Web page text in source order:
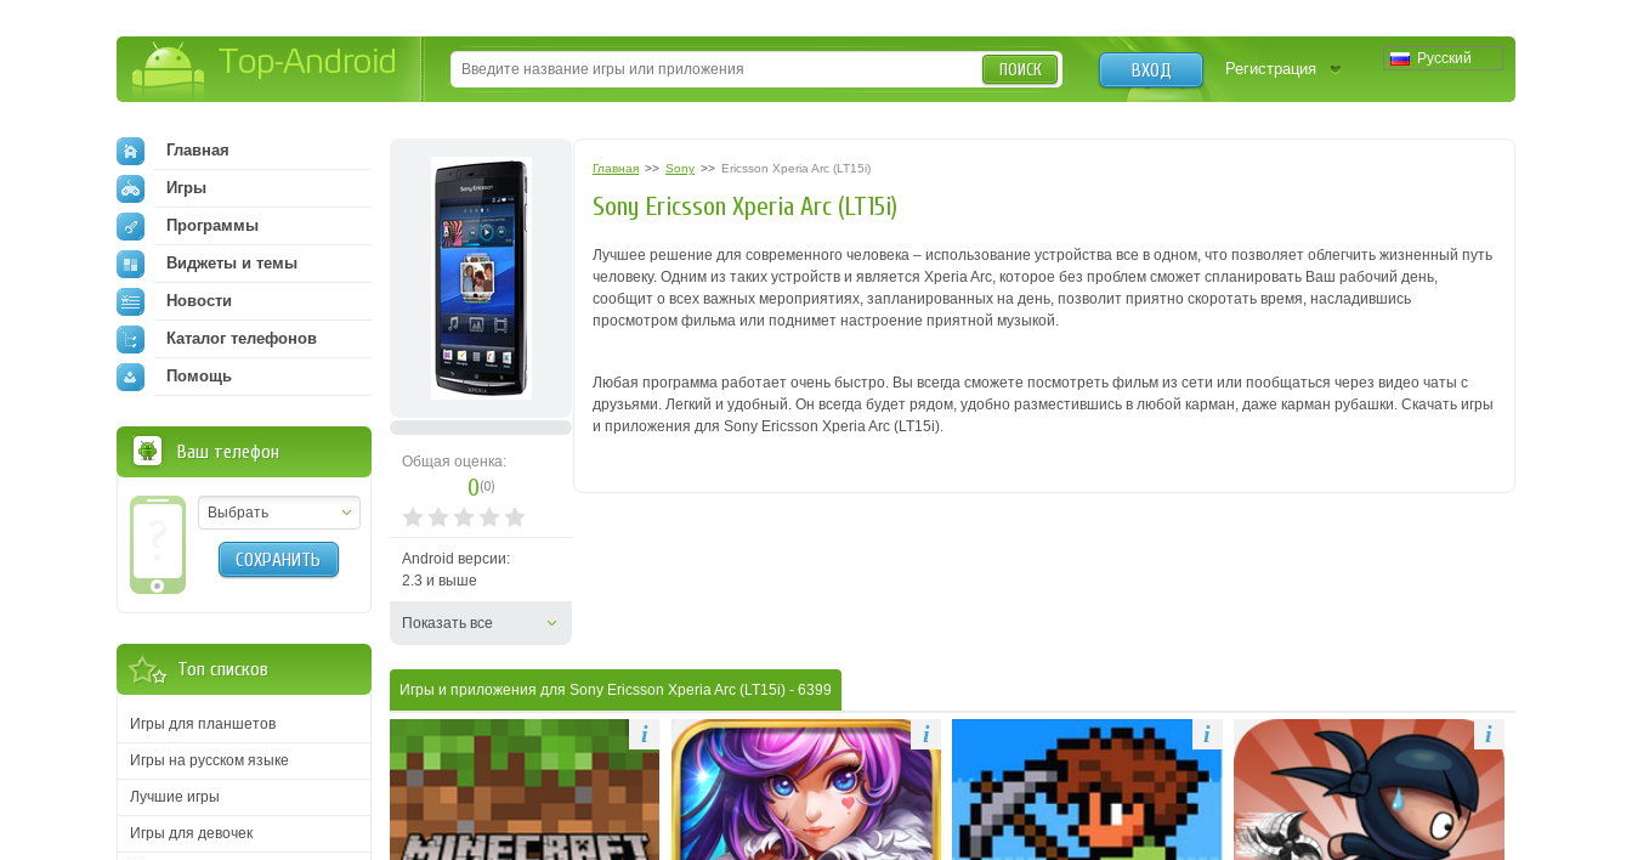
Русский
ВХОД Регистрация
ПОИСК
Общая оценка:
0(0)
Android версии:
2.3 и выше
Показать все
Главная >> Sony >> Ericsson Xperia Arc (LT15i)
Sony Ericsson Xperia Arc (LT15i)
Лучшее решение для современного человека – использование устройства все в одном, что позволяет облегчить жизненный путь
человеку. Одним из таких устройств и является Xperia Arc, которое без проблем сможет спланировать Ваш рабочий день,
сообщит о всех важных мероприятиях, запланированных на день, позволит приятно скоротать время, насладившись
просмотром фильма или поднимет настроение приятной музыкой.
Любая программа работает очень быстро. Вы всегда сможете посмотреть фильм из сети или пообщаться через видео чаты с
друзьями. Легкий и удобный. Он всегда будет рядом, удобно разместившись в любой карман, даже карман рубашки. Скачать игры
и приложения для Sony Ericsson Xperia Arc (LT15i).
Игры и приложения для Sony Ericsson Xperia Arc (LT15i) - 6399
i i i i
Главная
Игры
Программы
Виджеты и темы
Новости
Каталог телефонов
Помощь
Ваш телефон
Выбрать
СОХРАНИТЬ
Топ списков
Игры для планшетов
Игры на русском языке
Лучшие игры
Игры для девочек